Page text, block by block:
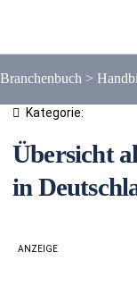
Branchenbuch >
Kategorie:
Übersicht
in
ANZEIGE